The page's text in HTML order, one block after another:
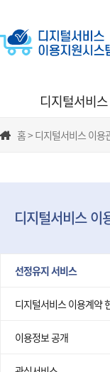
디지털서비
홈 > 디지털서비스 이용
디지털서비스 이
선정유지 서비스
디지털서비스 이용계약
이용정보 공개